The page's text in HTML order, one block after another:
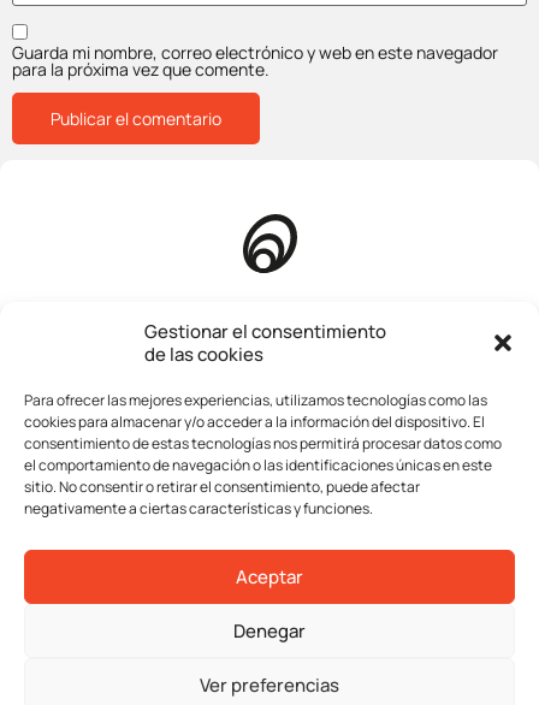
Gestionar el consentimiento
de las cookies
Para ofrecer las mejores experiencias, utilizamos tecnologías como las
cookies para almacenar y/o acceder a la información del dispositivo. El
consentimiento de estas tecnologías nos permitirá procesar datos como
el comportamiento de navegación o las identificaciones únicas en este
sitio. No consentir o retirar el consentimiento, puede afectar
negativamente a ciertas características y funciones.
Aceptar
Denegar
Ver preferencias
Guarda mi nombre, correo electrónico y web en este navegador
para la próxima vez que comente.
Aviso legal
Política de privacidad
Política de cookies
Inicio
Compañía
Servicios
Operaciones
Contacta